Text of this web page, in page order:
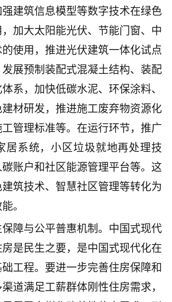
建筑信息模型等数字技术在绿色
加大太阳能光伏、节能门窗、中
使用，推进光伏建筑一体化试点
展预制装配式混凝土结构、装配
系，加快低碳水泥、环保涂料、
材研发，推进施工废弃物资源化
管理标准等。在运行环节，推广
居系统，小区垃圾就地再处理技
账户和社区能源管理平台等。这
筑技术、智慧社区管理等转化为
。
与公平普惠机制。中国式现代
是民生之要，是中国式现代化在
工程。要进一步完善住房保障和
道满足工薪群体刚性住房需求，